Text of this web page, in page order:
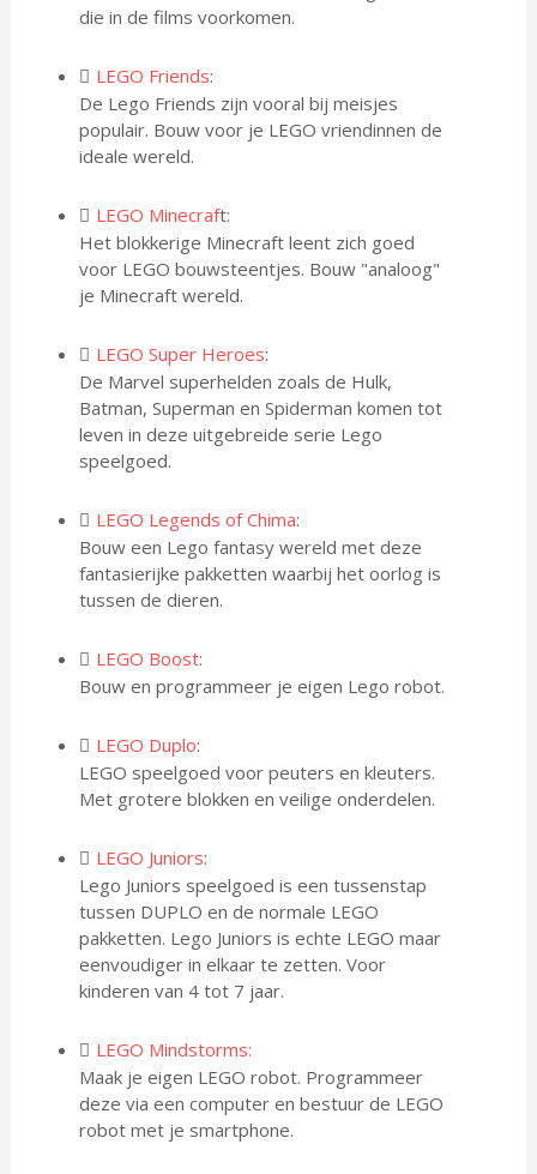
die in de films voorkomen.
LEGO Friends:
De Lego Friends zijn vooral bij meisjes
populair. Bouw voor je LEGO vriendinnen de
ideale wereld.
LEGO Minecraft:
Het blokkerige Minecraft leent zich goed
voor LEGO bouwsteentjes. Bouw "analoog"
je Minecraft wereld.
LEGO Super Heroes:
De Marvel superhelden zoals de Hulk,
Batman, Superman en Spiderman komen tot
leven in deze uitgebreide serie Lego
speelgoed.
LEGO Legends of Chima:
Bouw een Lego fantasy wereld met deze
fantasierijke pakketten waarbij het oorlog is
tussen de dieren.
LEGO Boost:
Bouw en programmeer je eigen Lego robot.
LEGO Duplo:
LEGO speelgoed voor peuters en kleuters.
Met grotere blokken en veilige onderdelen.
LEGO Juniors:
Lego Juniors speelgoed is een tussenstap
tussen DUPLO en de normale LEGO
pakketten. Lego Juniors is echte LEGO maar
eenvoudiger in elkaar te zetten. Voor
kinderen van 4 tot 7 jaar.
LEGO Mindstorms:
Maak je eigen LEGO robot. Programmeer
deze via een computer en bestuur de LEGO
robot met je smartphone.